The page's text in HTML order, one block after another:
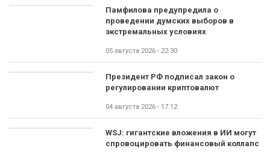
Памфилова предупредила о
проведении думских выборов в
экстремальных условиях
05 августа 2026 - 22:30
Президент РФ подписал закон о
регулировании криптовалют
04 августа 2026 - 17:12
WSJ: гигантские вложения в ИИ могут
спровоцировать финансовый коллапс